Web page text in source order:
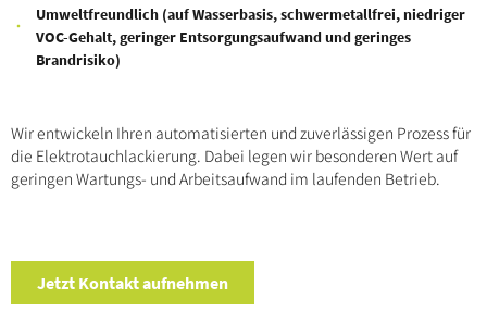
Umweltfreundlich (auf Wasserbasis, schwermetallfrei, niedriger
VOC-Gehalt, geringer Entsorgungsaufwand und geringes
Brandrisiko)
Wir entwickeln Ihren automatisierten und zuverlässigen Prozess für
die Elektrotauchlackierung. Dabei legen wir besonderen Wert auf
geringen Wartungs- und Arbeitsaufwand im laufenden Betrieb.
Jetzt Kontakt aufnehmen